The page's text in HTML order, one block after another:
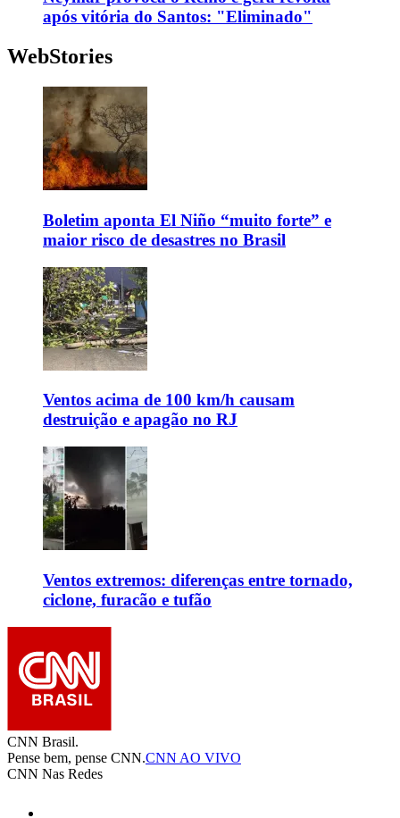
após vitória do Santos: "Eliminado"
WebStories
Boletim aponta El Niño “muito forte” e
maior risco de desastres no Brasil
Ventos acima de 100 km/h causam
destruição e apagão no RJ
Ventos extremos: diferenças entre tornado,
ciclone, furacão e tufão
CNN Brasil.
Pense bem, pense CNN.CNN AO VIVO
CNN Nas Redes